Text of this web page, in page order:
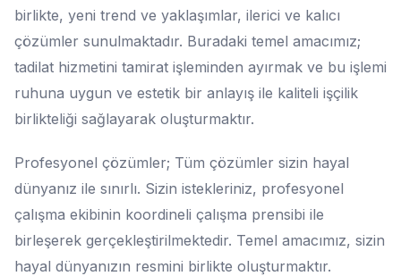
birlikte, yeni trend ve yaklaşımlar, ilerici ve kalıcı
çözümler sunulmaktadır. Buradaki temel amacımız;
tadilat hizmetini tamirat işleminden ayırmak ve bu işlemi
ruhuna uygun ve estetik bir anlayış ile kaliteli işçilik
birlikteliği sağlayarak oluşturmaktır.
Profesyonel çözümler; Tüm çözümler sizin hayal
dünyanız ile sınırlı. Sizin istekleriniz, profesyonel
çalışma ekibinin koordineli çalışma prensibi ile
birleşerek gerçekleştirilmektedir. Temel amacımız, sizin
hayal dünyanızın resmini birlikte oluşturmaktır.